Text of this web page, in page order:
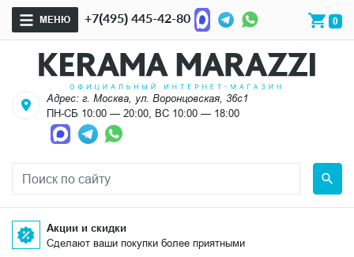
МЕНЮ +7(495) 445-42-80 0
Адрес: г. Москва, ул. Воронцовская, 36с1
ПН-СБ 10:00 — 20:00, ВС 10:00 — 18:00
Акции и скидки
Сделают ваши покупки более приятными